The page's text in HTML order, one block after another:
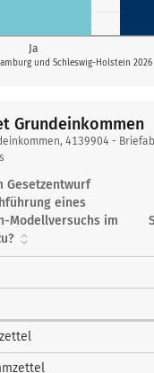
Ja
und Schleswig-Holstein 2026
Grundeinkommen
4139904 -
Gesetzentwurf
eines
Modellversuchs im